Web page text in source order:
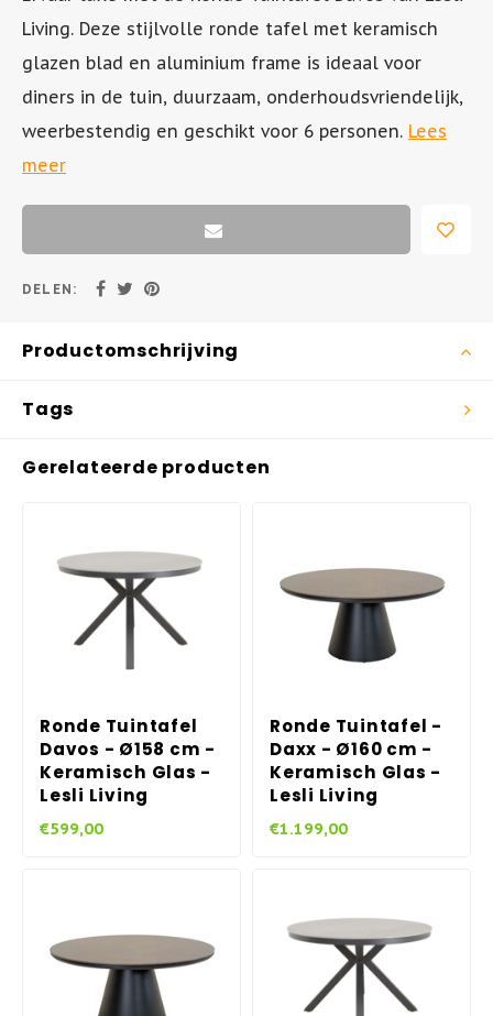
Tuinstoel - AIR XL
Tuinstoel - SKY
Tuinstoel - MILA
Hangstoelen
Inklapbare Tuintafels
Vierkante Tuintafels
Tuintafels metaal
Living. Deze stijlvolle ronde tafel met keramisch
glazen blad en aluminium frame is ideaal voor
diners in de tuin, duurzaam, onderhoudsvriendelijk,
weerbestendig en geschikt voor 6 personen. Lees
meer
DELEN:
Productomschrijving
Tags
Gerelateerde producten
Ronde Tuintafel
Davos - Ø158 cm -
Keramisch Glas -
Lesli Living
€599,00
Ronde Tuintafel -
Daxx - Ø160 cm -
Keramisch Glas -
Lesli Living
€1.199,00